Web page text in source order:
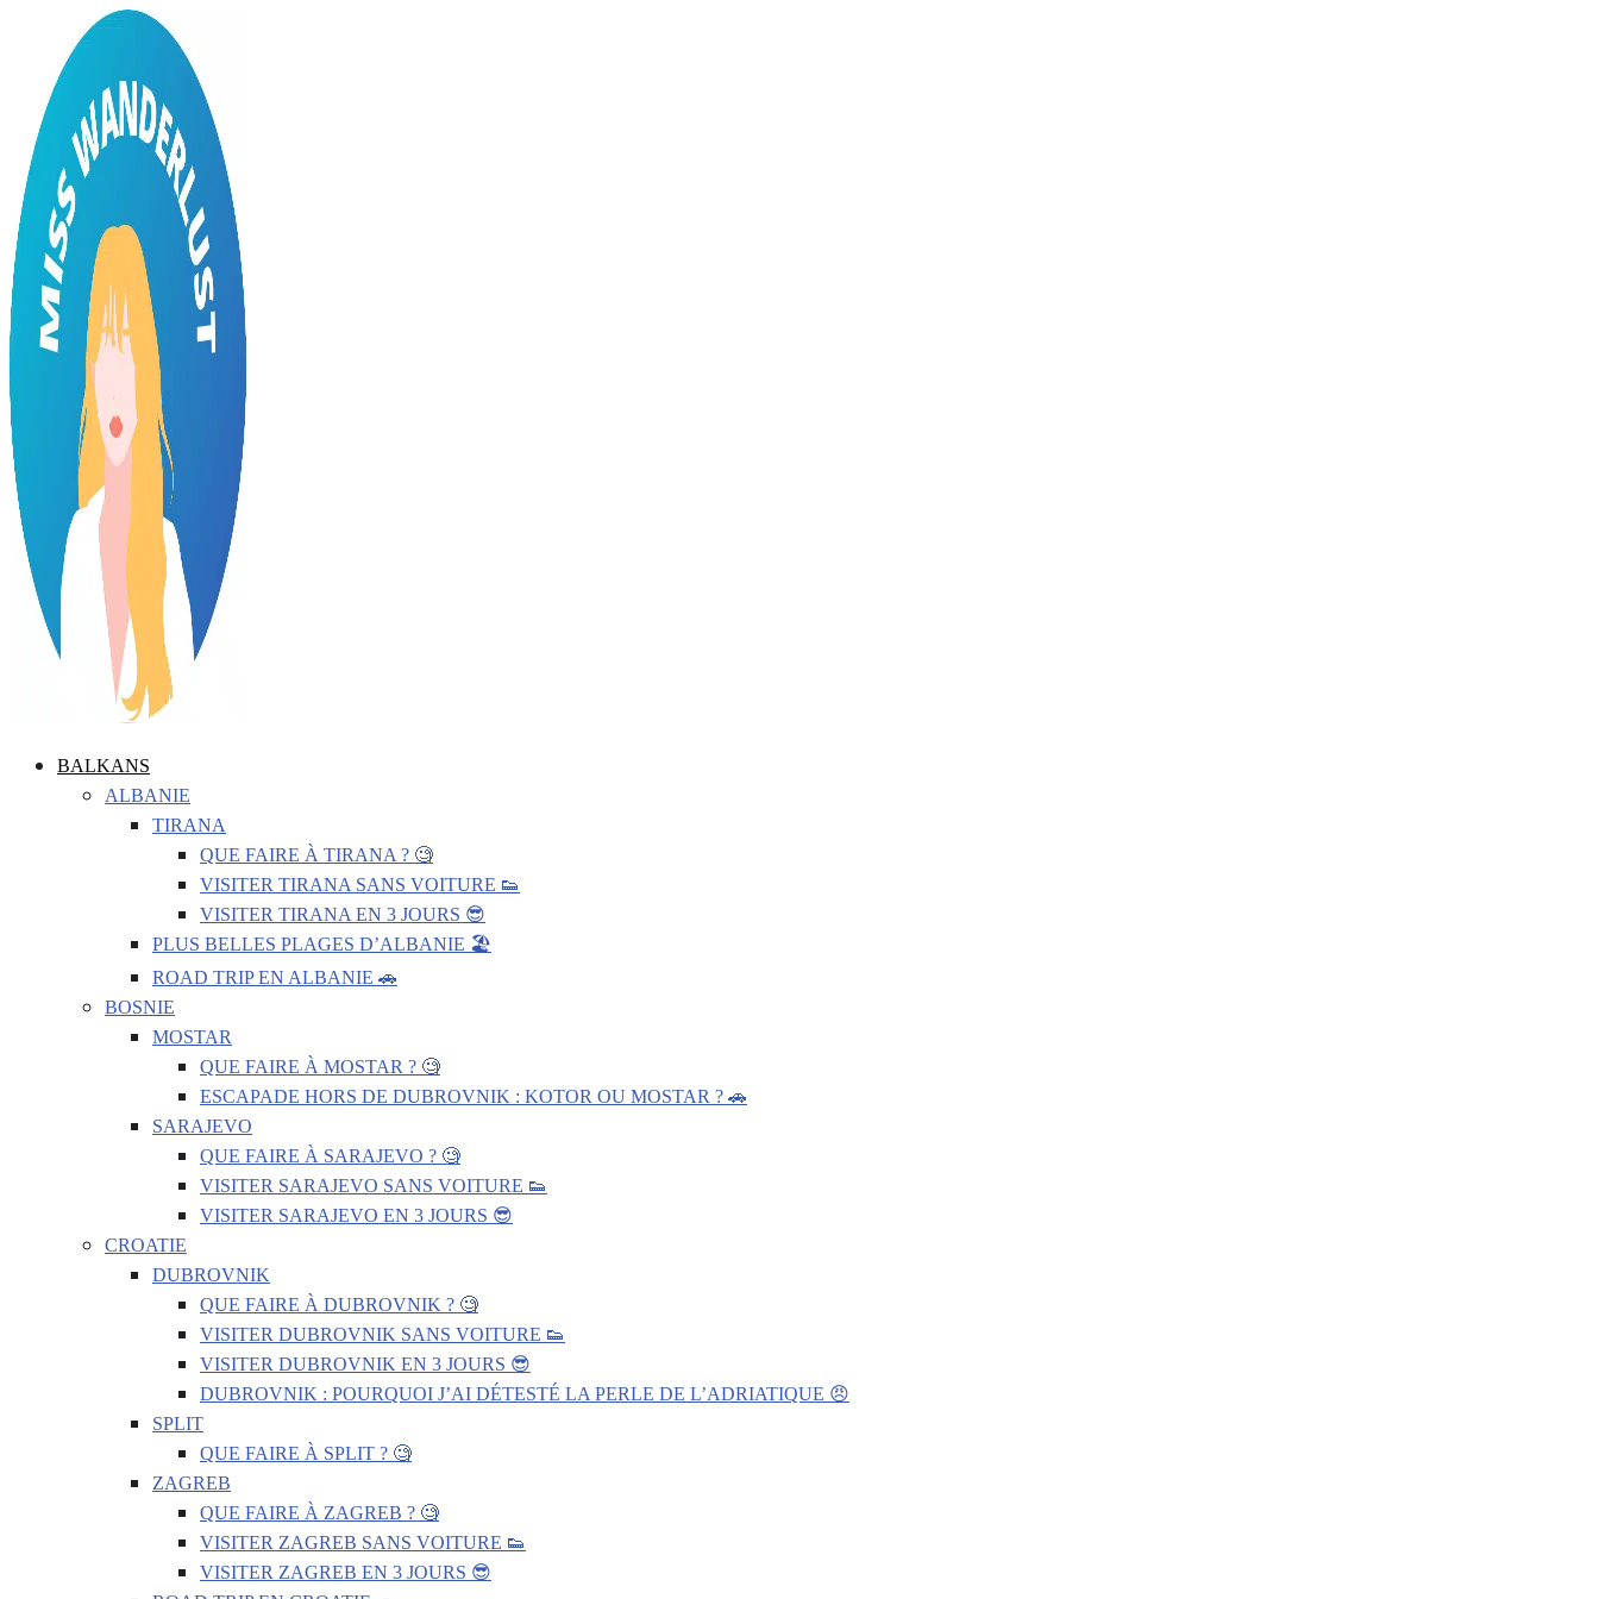
BALKANS
ALBANIE
TIRANA
QUE FAIRE À TIRANA ? 🧐
VISITER TIRANA SANS VOITURE 👟
VISITER TIRANA EN 3 JOURS 😎
PLUS BELLES PLAGES D’ALBANIE 🏖️
ROAD TRIP EN ALBANIE 🚗
BOSNIE
MOSTAR
QUE FAIRE À MOSTAR ? 🧐
ESCAPADE HORS DE DUBROVNIK : KOTOR OU MOSTAR ? 🚗
SARAJEVO
QUE FAIRE À SARAJEVO ? 🧐
VISITER SARAJEVO SANS VOITURE 👟
VISITER SARAJEVO EN 3 JOURS 😎
CROATIE
DUBROVNIK
QUE FAIRE À DUBROVNIK ? 🧐
VISITER DUBROVNIK SANS VOITURE 👟
VISITER DUBROVNIK EN 3 JOURS 😎
DUBROVNIK : POURQUOI J’AI DÉTESTÉ LA PERLE DE L’ADRIATIQUE 😠
SPLIT
QUE FAIRE À SPLIT ? 🧐
ZAGREB
QUE FAIRE À ZAGREB ? 🧐
VISITER ZAGREB SANS VOITURE 👟
VISITER ZAGREB EN 3 JOURS 😎